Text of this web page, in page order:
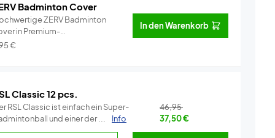
Badminton Cover
ZERV Badminton
in Premium-
für...
€
In den Warenkorb
Classic 12 pcs.
RSL Classic ist einfach ein Super-
und einer der ...
Info
46,95
37,50€